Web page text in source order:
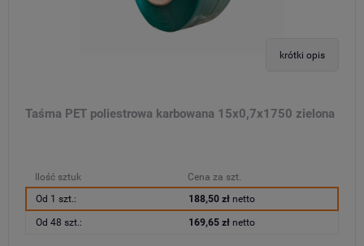
krótki opis
Taśma PET poliestrowa karbowana 15x0,7x1750 zielona
Ilość sztuk
Cena za szt.
Od 1 szt.:
188,50 złnetto
Od 48 szt.: 169,65 złnetto